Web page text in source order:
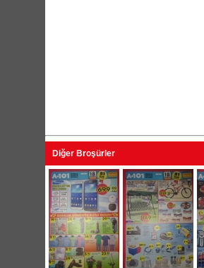
Diğer Broşürler